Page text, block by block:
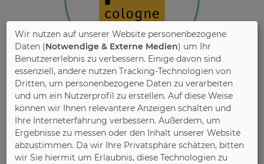
Wir nutzen auf unserer Website personenbezogene
Daten (Notwendige & Externe Medien) um Ihr
Benutzererlebnis zu verbessern. Einige davon sind
essenziell, andere nutzen Tracking-Technologien von
Dritten, um personenbezogene Daten zu verarbeiten
und um ein Nutzerprofil zu erstellen. Auf diese Weise
können wir Ihnen relevantere Anzeigen schalten und
Ihre Interneterfahrung verbessern. Außerdem, um
Ergebnisse zu messen oder den Inhalt unserer Website
abzustimmen. Da wir Ihre Privatsphäre schätzen, bitten
wir Sie hiermit um Erlaubnis, diese Technologien zu